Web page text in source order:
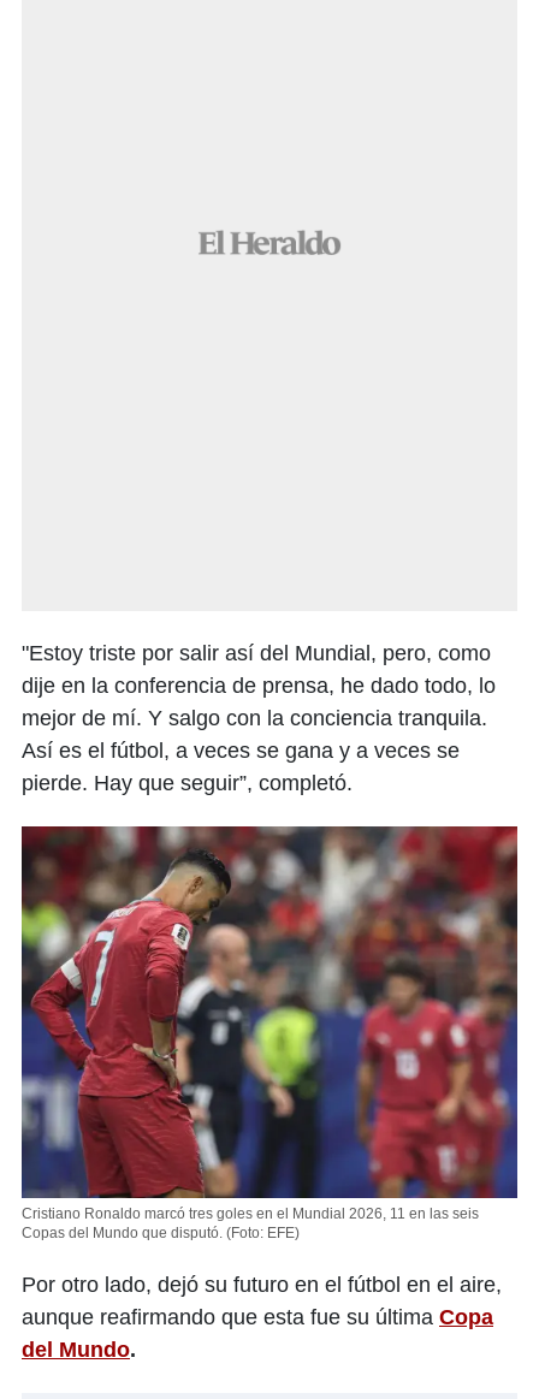
"Estoy triste por salir así del Mundial, pero, como
dije en la conferencia de prensa, he dado todo, lo
mejor de mí. Y salgo con la conciencia tranquila.
Así es el fútbol, a veces se gana y a veces se
pierde. Hay que seguir”, completó.
Cristiano Ronaldo marcó tres goles en el Mundial 2026, 11 en las seis
Copas del Mundo que disputó. (Foto: EFE)
Por otro lado, dejó su futuro en el fútbol en el aire,
aunque reafirmando que esta fue su última Copa
del Mundo.